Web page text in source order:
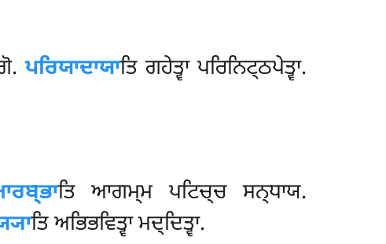
ਪਰਿਯਾਦਾਯਾਤਿ ਗਹੇਤ੍ਵਾ ਪਰਿਨਿਟ੍ਠਪੇਤ੍ਵਾ.
ਤਿ ਆਗਮ੍ਮ ਪਟਿਚ੍ਚ ਸਨ੍ਧਾਯ.
ਤਿ ਅਭਿਭਵਿਤ੍ਵਾ ਮਦ੍ਦਿਤ੍ਵਾ.